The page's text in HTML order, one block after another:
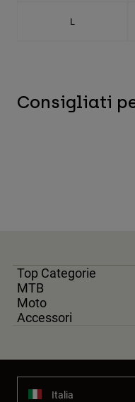
L
Consigliati
Top Categorie
MTB
Moto
Accessori
Italia